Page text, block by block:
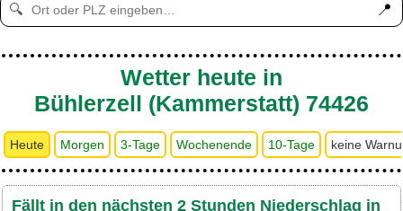
🔍 📍
Wetter heute in
Bühlerzell (Kammerstatt) 74426
Heute Morgen 3-Tage Wochenende 10-Tage keine
Fällt in den nächsten 2 Stunden Niederschlag in